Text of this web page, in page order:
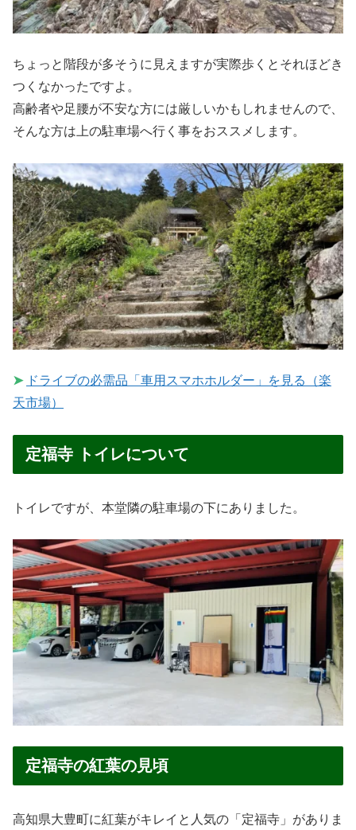
ちょっと階段が多そうに見えますが実際歩くとそれほどき
つくなかったですよ。
高齢者や足腰が不安な方には厳しいかもしれませんので、
そんな方は上の駐車場へ行く事をおススメします。
➤ ドライブの必需品「車用スマホホルダー」を見る（楽
天市場）
定福寺 トイレについて
トイレですが、本堂隣の駐車場の下にありました。
定福寺の紅葉の見頃
高知県大豊町に紅葉がキレイと人気の「定福寺」がありま